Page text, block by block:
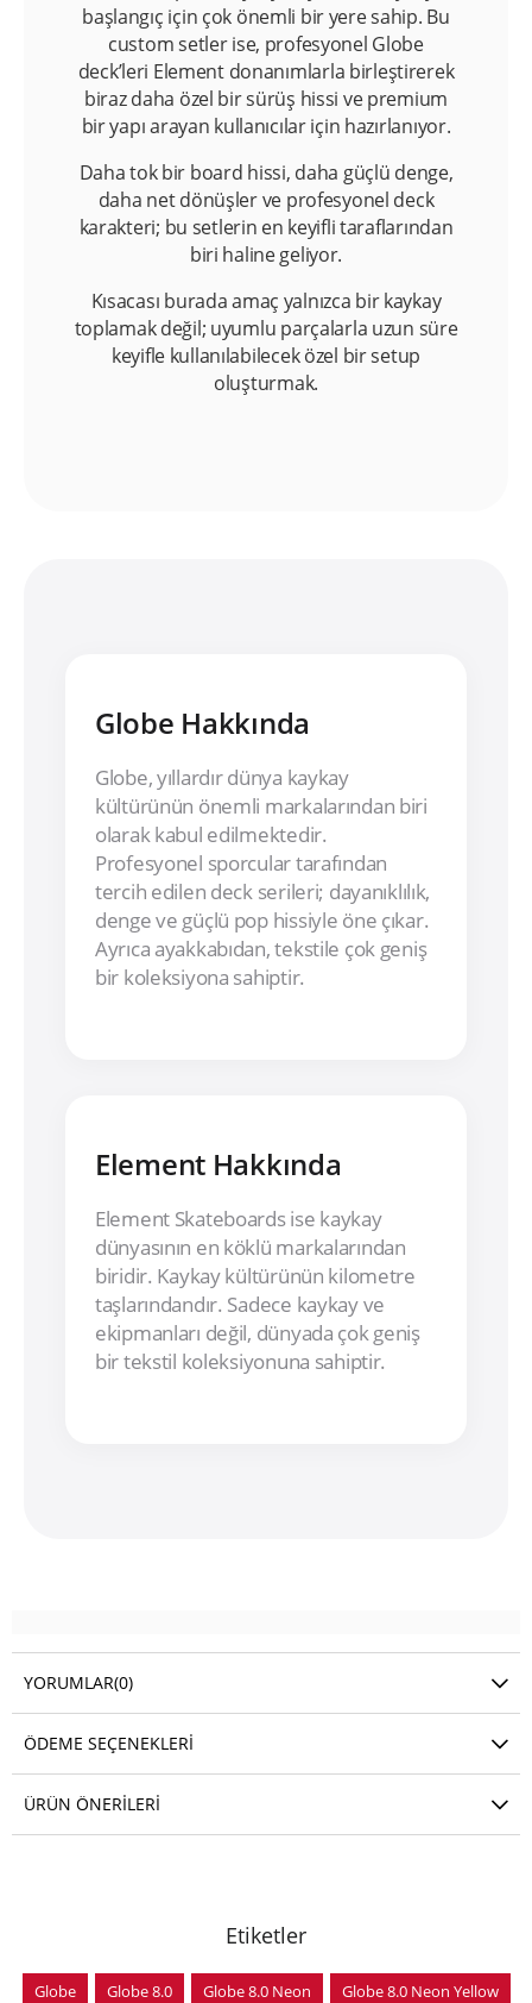
başlangıç için çok önemli bir yere sahip. Bu
custom setler ise, profesyonel Globe
deck’leri Element donanımlarla birleştirerek
biraz daha özel bir sürüş hissi ve premium
bir yapı arayan kullanıcılar için hazırlanıyor.
Daha tok bir board hissi, daha güçlü denge,
daha net dönüşler ve profesyonel deck
karakteri; bu setlerin en keyifli taraflarından
biri haline geliyor.
Kısacası burada amaç yalnızca bir kaykay
toplamak değil; uyumlu parçalarla uzun süre
keyifle kullanılabilecek özel bir setup
oluşturmak.
Globe Hakkında
Globe, yıllardır dünya kaykay
kültürünün önemli markalarından biri
olarak kabul edilmektedir.
Profesyonel sporcular tarafından
tercih edilen deck serileri; dayanıklılık,
denge ve güçlü pop hissiyle öne çıkar.
Ayrıca ayakkabıdan, tekstile çok geniş
bir koleksiyona sahiptir.
Element Hakkında
Element Skateboards ise kaykay
dünyasının en köklü markalarından
biridir. Kaykay kültürünün kilometre
taşlarındandır. Sadece kaykay ve
ekipmanları değil, dünyada çok geniş
bir tekstil koleksiyonuna sahiptir.
YORUMLAR(0)
ÖDEME SEÇENEKLERI
ÜRÜN ÖNERILERI
Etiketler
Globe Globe 8.0 Globe 8.0 Neon
Globe 8.0 Neon Yellow